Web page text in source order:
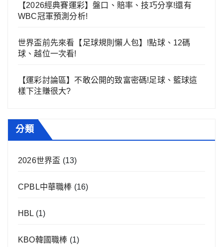
【2026經典賽運彩】盤口、賠率、技巧分享!還有
WBC冠軍預測分析!
世界盃前先來看【足球規則懶人包】!點球、12碼
球、越位一次看!
【運彩討論區】不敢公開的致富密碼!足球、籃球這
樣下注賺很大?
分類
2026世界盃 (13)
CPBL中華職棒 (16)
HBL (1)
KBO韓國職棒 (1)